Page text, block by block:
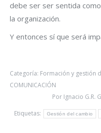
debe ser ser sentida
la organización.
Y entonces sí que será
Categoría: Formación y gestión
COMUNICACIÓN
Por Ignacio G.R.
Etiquetas:
Gestión del cambio